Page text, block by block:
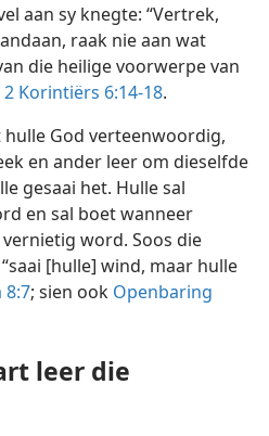
aan sy knegte: “Vertrek,
raak nie aan wat
die heilige voorwerpe van
2 Korintiërs 6:14-18.
God verteenwoordig,
en ander leer om dieselfde
gesaai het. Hulle sal
en sal boet wanneer
word. Soos die
[hulle] wind, maar hulle
8:7; sien ook Openbaring
leer die